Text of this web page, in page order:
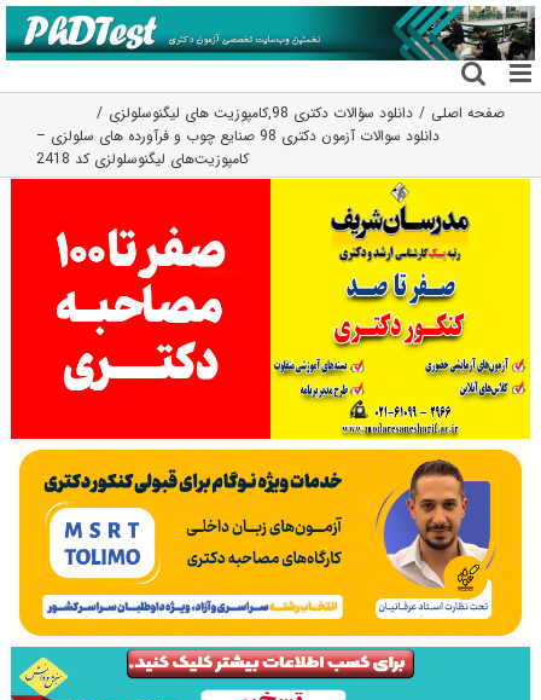
رفتن
به
محتوا
صفحه اصلی دانلود سؤالات دکتری 98 ,كامپوزيت های ليگنوسلولزی
دانلود سوالات آزمون دکتری 98 صنایع چوب و فرآورده های سلولزی –
کامپوزیت‌های لیگنوسلولزی کد 2418